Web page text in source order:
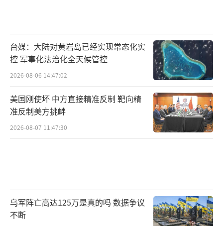
台媒：大陆对黄岩岛已经实现常态化实
控 军事化法治化全天候管控
2026-08-06 14:47:02
美国刚使坏 中方直接精准反制 靶向精
准反制美方挑衅
2026-08-07 11:47:30
乌军阵亡高达125万是真的吗 数据争议
不断